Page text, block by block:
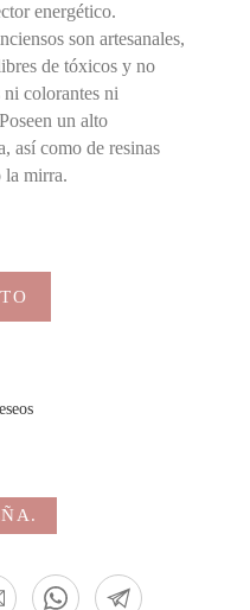
energético.
son artesanales,
de tóxicos y no
ni colorantes ni
un alto
así como de resinas
la mirra.